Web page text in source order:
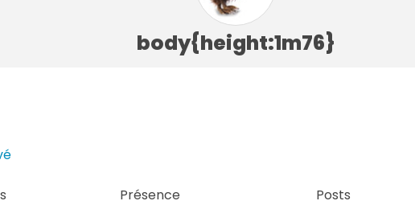
body{height:1m76}
Présence Posts